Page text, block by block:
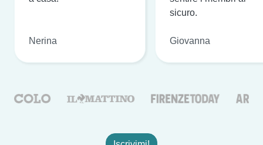
Nerina
sicuro.
Giovanna